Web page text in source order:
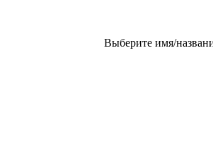
Выберите имя/